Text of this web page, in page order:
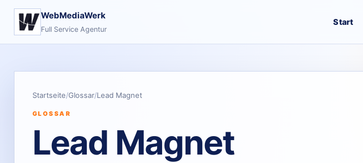
WebMediaWerk
Full Service Agentur
Start
Startseite Glossar Lead Magnet
GLOSSAR
Lead Magnet